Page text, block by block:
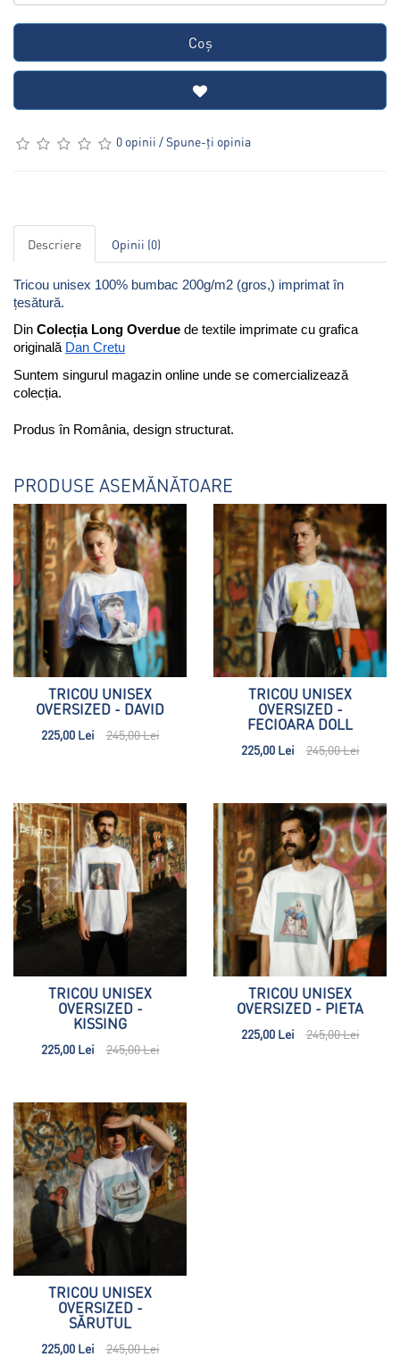
Coş
0 opinii /Spune-ţi opinia
Descriere Opinii (0)
Tricou unisex 100% bumbac 200g/m2 (gros,) imprimat în
țesătură.
Din Colecția Long Overdue de textile imprimate cu grafica
originală Dan Crețu
Suntem singurul magazin online unde se comercializează
colecția.
Produs în România, design structurat.
PRODUSE ASEMĂNĂTOARE
TRICOU UNISEX
OVERSIZED - DAVID
225,00 Lei 245,00 Lei
TRICOU UNISEX
OVERSIZED -
FECIOARA DOLL
225,00 Lei 245,00 Lei
TRICOU UNISEX
OVERSIZED -
KISSING
225,00 Lei 245,00 Lei
TRICOU UNISEX
OVERSIZED - PIETA
225,00 Lei 245,00 Lei
TRICOU UNISEX
OVERSIZED -
SĂRUTUL
225,00 Lei 245,00 Lei